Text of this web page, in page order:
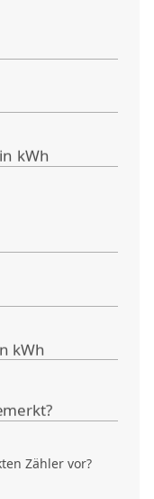
kWh
kWh
Zähler vor?